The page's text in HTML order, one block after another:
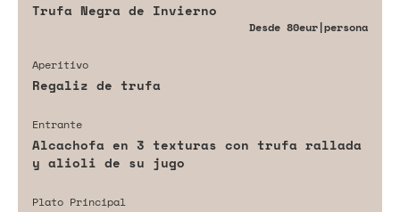
Trufa Negra de Invierno
Desde 80eur|persona
Aperitivo
Regaliz de trufa
Entrante
Alcachofa en 3 texturas con trufa rallada
y alioli de su jugo
Plato Principal